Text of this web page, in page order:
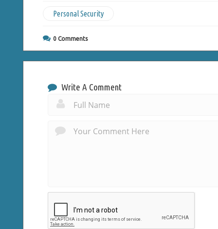
Personal Security
0 Comments
Write A Comment